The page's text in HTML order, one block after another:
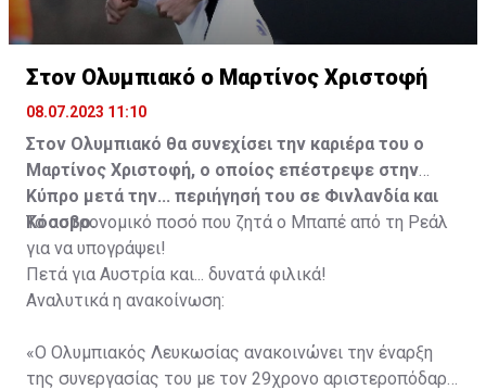
Στον Ολυμπιακό ο Μαρτίνος Χριστοφή
08.07.2023 11:10
Στον Ολυμπιακό θα συνεχίσει την καριέρα του ο
Μαρτίνος Χριστοφή, ο οποίος επέστρεψε στην
Κύπρο μετά την... περιήγησή του σε Φινλανδία και
Κόσοβο.
Το αστρονομικό ποσό που ζητά ο Μπαπέ από τη Ρεάλ
για να υπογράψει!
Πετά για Αυστρία και... δυνατά φιλικά!
Αναλυτικά η ανακοίνωση:
«Ο Ολυμπιακός Λευκωσίας ανακοινώνει την έναρξη
της συνεργασίας του με τον 29χρονο αριστεροπόδαρο